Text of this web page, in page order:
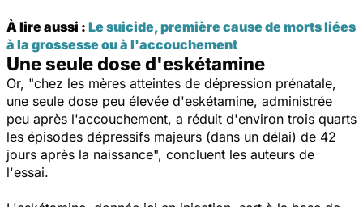
À lire aussi : Le suicide, première cause de morts liées
à la grossesse ou à l'accouchement
Une seule dose d'eskétamine
Or, "chez les mères atteintes de dépression prénatale,
une seule dose peu élevée d'eskétamine, administrée
peu après l'accouchement, a réduit d'environ trois quarts
les épisodes dépressifs majeurs (dans un délai) de 42
jours après la naissance", concluent les auteurs de
l'essai.